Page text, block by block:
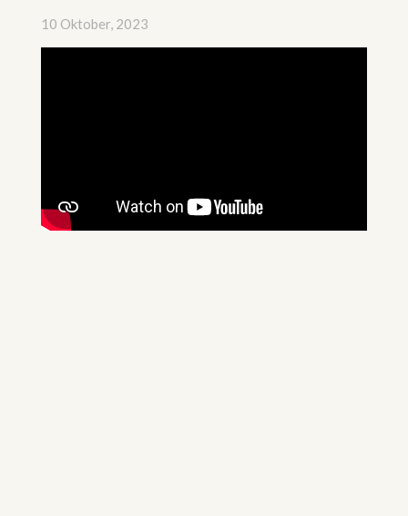
10 Oktober, 2023